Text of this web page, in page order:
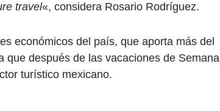
travel«, considera Rosario Rodríguez.
económicos del país, que aporta más del
que después de las vacaciones de Semana
turístico mexicano.